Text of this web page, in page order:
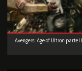
Avengers: Age of Ultron parte II